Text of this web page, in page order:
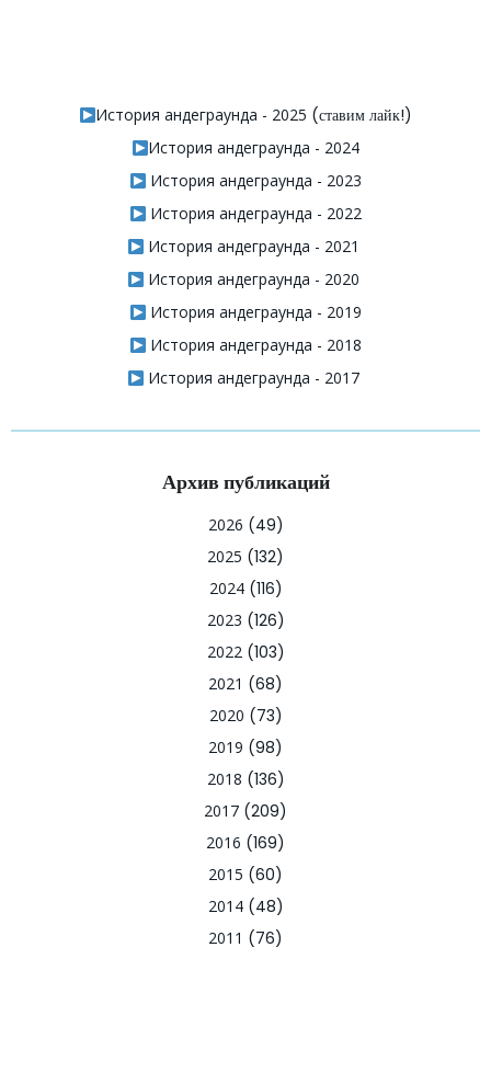
История андеграунда - 2025 (ставим лайк!)
История андеграунда - 2024
История андеграунда - 2023
История андеграунда - 2022
История андеграунда - 2021
История андеграунда - 2020
История андеграунда - 2019
История андеграунда - 2018
История андеграунда - 2017
Архив публикаций
2026 (49)
2025 (132)
2024(116)
2023 (126)
2022(103)
2021 (68)
2020 (73)
2019 (98)
2018 (136)
2017 (209)
2016 (169)
2015 (60)
2014(48)
2011 (76)